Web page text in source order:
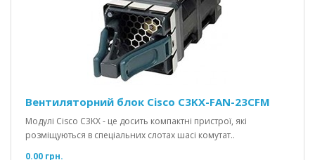
Вентиляторний блок Cisco C3KX-FAN-23CFM
Модулі Cisco C3KX - це досить компактні пристрої, які
розміщуються в спеціальних слотах шасі комутат..
0.00 грн.